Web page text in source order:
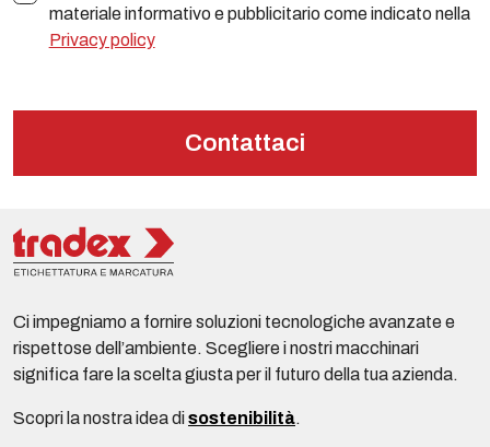
materiale informativo e pubblicitario come indicato nella
Privacy policy
Contattaci
Ci impegniamo a fornire soluzioni tecnologiche avanzate e
rispettose dell’ambiente. Scegliere i nostri macchinari
significa fare la scelta giusta per il futuro della tua azienda.
Scopri la nostra idea disostenibilità.